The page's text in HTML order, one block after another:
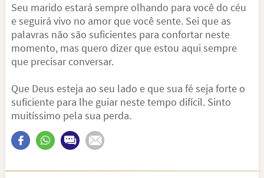
Seu marido estará sempre olhando para você do céu
e seguirá vivo no amor que você sente. Sei que as
palavras não são suficientes para confortar neste
momento, mas quero dizer que estou aqui sempre
que precisar conversar.
Que Deus esteja ao seu lado e que sua fé seja forte o
suficiente para lhe guiar neste tempo difícil. Sinto
muitíssimo pela sua perda.